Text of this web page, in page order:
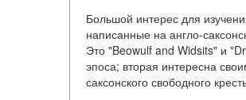
Большой интерес для
написанные на англо-
Это "Beowulf and Widsits" и
эпоса; вторая интересна
саксонского свободного